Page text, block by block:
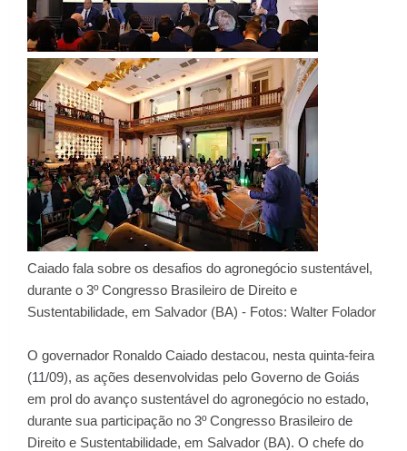
Caiado fala sobre os desafios do agronegócio sustentável,
durante o 3º Congresso Brasileiro de Direito e
Sustentabilidade, em Salvador (BA) - Fotos: Walter Folador
O governador Ronaldo Caiado destacou, nesta quinta-feira
(11/09), as ações desenvolvidas pelo Governo de Goiás
em prol do avanço sustentável do agronegócio no estado,
durante sua participação no 3º Congresso Brasileiro de
Direito e Sustentabilidade, em Salvador (BA). O chefe do